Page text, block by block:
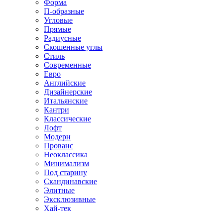
Форма
П-образные
Угловые
Прямые
Радиусные
Скошенные углы
Стиль
Современные
Евро
Английские
Дизайнерские
Итальянские
Кантри
Классические
Лофт
Модерн
Прованс
Неоклассика
Минимализм
Под старину
Скандинавские
Элитные
Эксклюзивные
Хай-тек